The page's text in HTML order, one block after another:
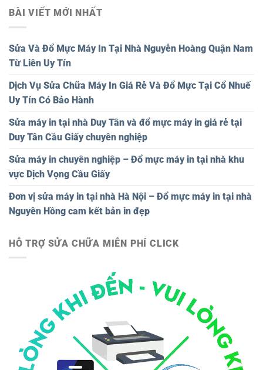
BÀI VIẾT MỚI NHẤT
Sửa Và Đổ Mực Máy In Tại Nhà Nguyễn Hoàng Quận Nam
Từ Liên Uy Tín
Dịch Vụ Sửa Chữa Máy In Giá Rẻ Và Đổ Mực Tại Cổ Nhuế
Uy Tín Có Bảo Hành
Sửa máy in tại nhà Duy Tân và đổ mực máy in giá rẻ tại
Duy Tân Cầu Giấy chuyên nghiệp
Sửa máy in chuyên nghiệp – Đổ mực máy in tại nhà khu
vực Dịch Vọng Cầu Giấy
Đơn vị sửa máy in tại nhà Hà Nội – Đổ mực máy in tại nhà
Nguyên Hồng cam kết bản in đẹp
HỖ TRỢ SỬA CHỮA MIỄN PHÍ CLICK